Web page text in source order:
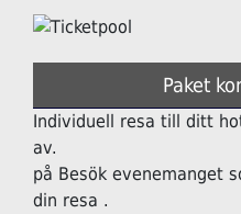
Paket
Individuell resa till ditt
av.
på Besök evenemanget
din resa .